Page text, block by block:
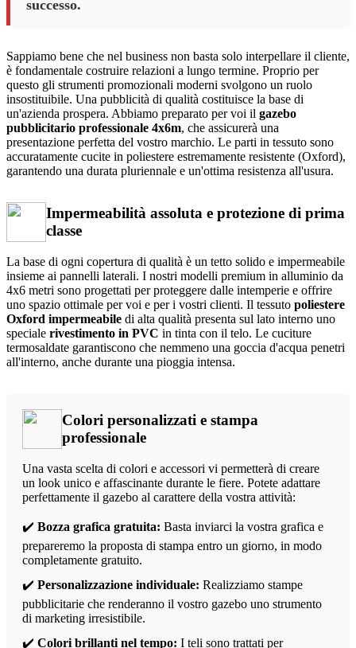
successo.
Sappiamo bene che nel business non basta solo interpellare il cliente,
è fondamentale costruire relazioni a lungo termine. Proprio per
questo gli strumenti promozionali moderni svolgono un ruolo
insostituibile. Una pubblicità di qualità costituisce la base di
un'azienda prospera. Abbiamo preparato per voi il gazebo
pubblicitario professionale 4x6m, che assicurerà una
presentazione perfetta del vostro marchio. Le parti in tessuto sono
accuratamente cucite in poliestere estremamente resistente (Oxford),
garantendo una durata pluriennale e un'ottima resistenza all'usura.
Impermeabilità assoluta e protezione di prima
classe
La base di ogni copertura di qualità è un tetto solido e impermeabile
insieme ai pannelli laterali. I nostri modelli premium in alluminio da
4x6 metri sono progettati per proteggere dalle intemperie e offrire
uno spazio ottimale per voi e per i vostri clienti. Il tessuto poliestere
Oxford impermeabile di alta qualità presenta sul lato interno uno
speciale rivestimento in PVC in tinta con il telo. Le cuciture
termosaldate garantiscono che nemmeno una goccia d'acqua penetri
all'interno, anche durante una pioggia intensa.
Colori personalizzati e stampa
professionale
Una vasta scelta di colori e accessori vi permetterà di creare
un look unico e affascinante durante le fiere. Potete adattare
perfettamente il gazebo al carattere della vostra attività:
✔️ Bozza grafica gratuita: Basta inviarci la vostra grafica e
prepareremo la proposta di stampa entro un giorno, in modo
completamente gratuito.
✔️ Personalizzazione individuale: Realizziamo stampe
pubblicitarie che renderanno il vostro gazebo uno strumento
di marketing irresistibile.
✔️ Colori brillanti nel tempo: I teli sono trattati per